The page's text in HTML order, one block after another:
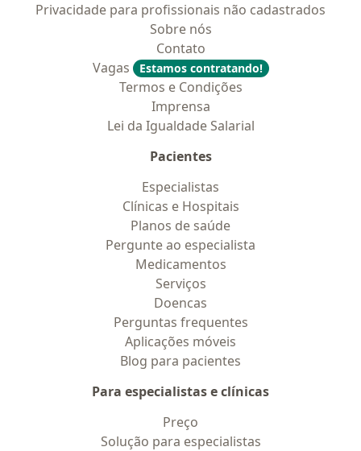
Privacidade para profissionais não cadastrados
Sobre nós
Contato
Vagas
Estamos contratando!
Termos e Condições
Imprensa
Lei da Igualdade Salarial
Pacientes
Especialistas
Clínicas e Hospitais
Planos de saúde
Pergunte ao especialista
Medicamentos
Serviços
Doencas
Perguntas frequentes
Aplicações móveis
Blog para pacientes
Para especialistas e clínicas
Preço
Solução para especialistas